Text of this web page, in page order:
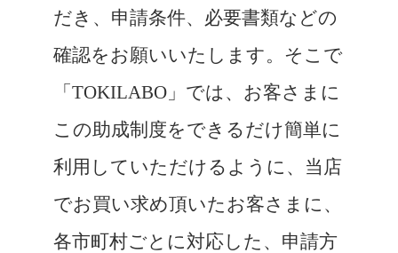
だき、申請条件、必要書類などの
確認をお願いいたします。そこで
「TOKILABO」では、お客さまに
この助成制度をできるだけ簡単に
利用していただけるように、当店
でお買い求め頂いたお客さまに、
各市町村ごとに対応した、申請方